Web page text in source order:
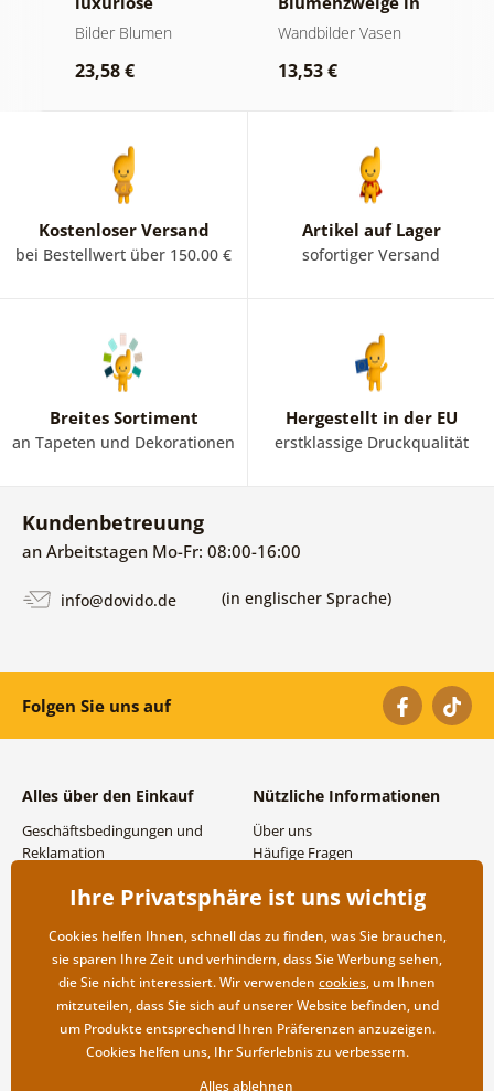
blumenharmonie
Bilder Blumen
23,58 €
einer schwarzen
Wandbilder Vasen
13,53 €
Kostenloser Versand
bei Bestellwert über 150.00 €
Artikel auf Lager
sofortiger Versand
Breites Sortiment
an Tapeten und Dekorationen
Hergestellt in der EU
erstklassige Druckqualität
Kundenbetreuung
an Arbeitstagen Mo-Fr: 08:00-16:00
info@dovido.de (in englischer Sprache)
Folgen Sie uns auf
Alles über den Einkauf
Geschäftsbedingungen und
Reklamation
Versand- und
Rücksendung der Ware
Nützliche Informationen
Über uns
Häufige Fragen
Großhandel und
Ihre Privatsphäre ist uns wichtig
Cookies helfen Ihnen, schnell das zu finden, was Sie brauchen,
sie sparen Ihre Zeit und verhindern, dass Sie Werbung sehen,
die Sie nicht interessiert. Wir verwenden cookies, um Ihnen
mitzuteilen, dass Sie sich auf unserer Website befinden, und
um Produkte entsprechend Ihren Präferenzen anzuzeigen.
Cookies helfen uns, Ihr Surferlebnis zu verbessern.
Alles ablehnen